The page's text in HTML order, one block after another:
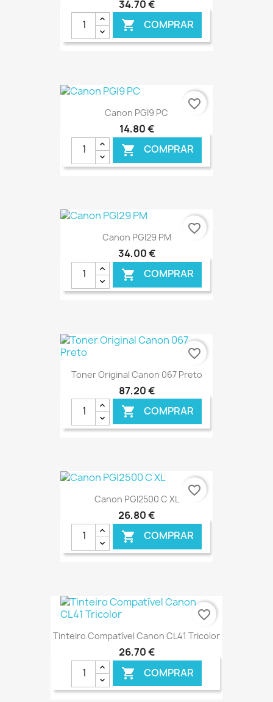
34,70 €
 COMPRAR
€ ONLINE
Canon PGI9 PC
14,80 €
 COMPRAR
€ ONLINE
favorite_border
Canon PGI29 PM
34,00 €
 COMPRAR
€ ONLINE
favorite_border
Toner Original Canon 067 Preto
87,20 €
 COMPRAR
favorite_border
Canon PGI2500 C XL
26,80 €
 COMPRAR
€ ONLINE
favorite_border
Tinteiro Compatível Canon CL41 Tricolor
26,70 €
 COMPRAR
favorite_border